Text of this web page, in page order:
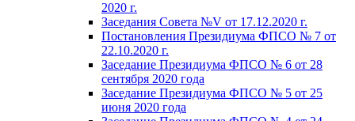
2020 г.
Заседания Совета №V от 17.12.2020 г.
Постановления Президиума ФПСО № 7 от
22.10.2020 г.
Заседание Президиума ФПСО № 6 от 28
сентября 2020 года
Заседание Президиума ФПСО № 5 от 25
июня 2020 года